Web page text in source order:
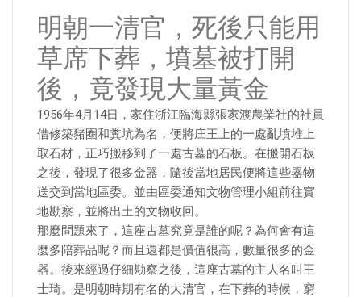
明朝一清官，死後只能用
草席下葬，墳墓被打開
後，竟發現大量黃金
1956年4月14日，家住浙江臨海縣張家渡農業社的社員
借修築豬圈和糞坑為名，便將庄王上的一處亂墳堆上
取石材，正巧搬移到了一處古墓的石板。在搬開石板
之後，發現了很多金器，隨後當地居民便將這些器物
送交到當地區委。並由區委通知文物管理小組前往實
地勘察，並將出土的文物收回。
那麼問題來了，這座古墓究竟是誰的呢？為何會有這
麼多陪葬品呢？而且還都是價值很高，數量很多的金
器。後來經過仔細勘察之後，這座古墓的主人名叫王
士琦。是明朝時期有名的大清官，在下葬的時候，窮